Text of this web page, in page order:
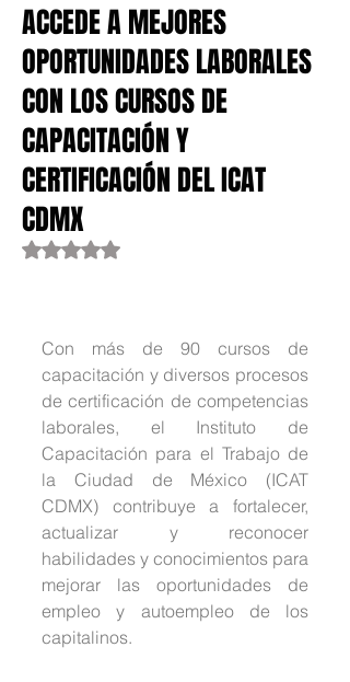
ACCEDE A MEJORES
OPORTUNIDADES LABORALES
CON LOS CURSOS DE
CAPACITACIÓN Y
CERTIFICACIÓN DEL ICAT
CDMX
Obtuvo NaN de 5 estrellas.
Con más de 90 cursos de
capacitación y diversos procesos
de certificación de competencias
laborales, el Instituto de
Capacitación para el Trabajo de
la Ciudad de México (ICAT
CDMX) contribuye a fortalecer,
actualizar y reconocer
habilidades y conocimientos para
mejorar las oportunidades de
empleo y autoempleo de los
capitalinos.